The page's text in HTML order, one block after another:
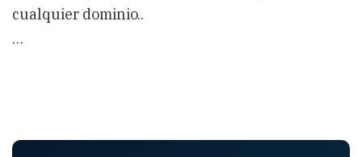
cualquier dominio..
…